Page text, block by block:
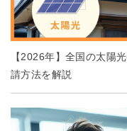
【2026年】全国の太陽
請方法を解説